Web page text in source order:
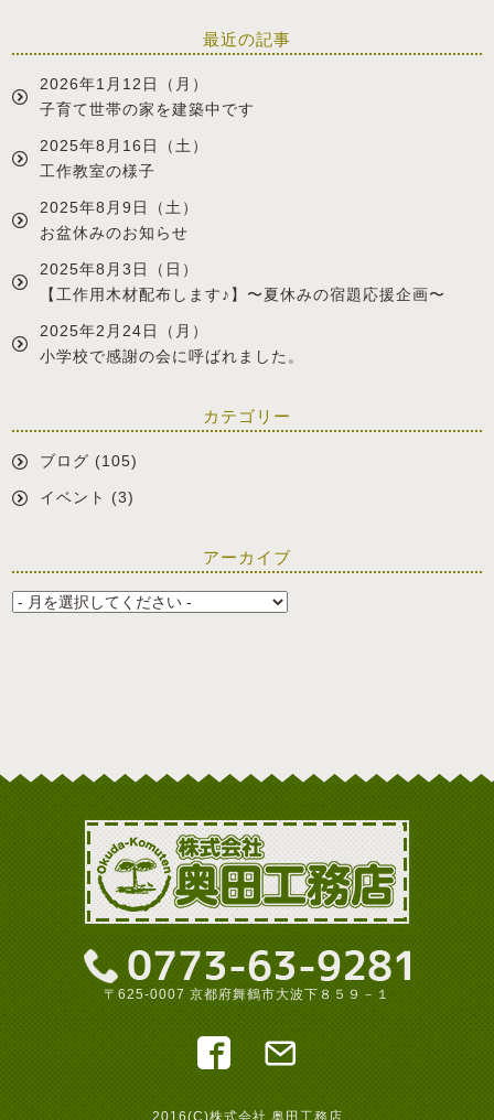
最近の記事
2026年1月12日（月）
子育て世帯の家を建築中です
2025年8月16日（土）
工作教室の様子
2025年8月9日（土）
お盆休みのお知らせ
2025年8月3日（日）
【工作用木材配布します♪】〜夏休みの宿題応援企画〜
2025年2月24日（月）
小学校で感謝の会に呼ばれました。
カテゴリー
ブログ (105)
イベント (3)
アーカイブ
〒625-0007 京都府舞鶴市大波下８５９－１
2016(C)株式会社 奥田工務店